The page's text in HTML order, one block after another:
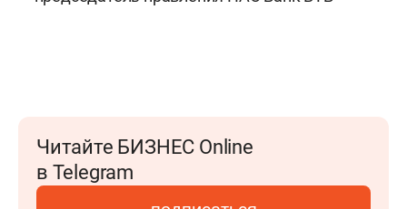
Читайте БИЗНЕС Online
в Telegram